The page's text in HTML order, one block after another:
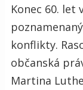
Konec 60. let
konflikty.
občanská
Martina